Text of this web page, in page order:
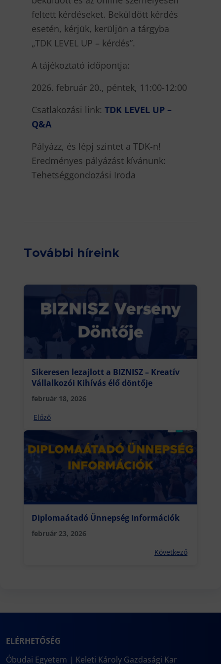
feltett kérdéseket. Beküldött kérdés
esetén, kérjük, kerüljön a tárgyba
„TDK LEVEL UP – kérdés”.
A tájékoztató időpontja:
2026. február 20., péntek, 11:00-12:00
Csatlakozási link: TDK LEVEL UP –
Q&A
Pályázz, és lépj szintet a TDK-n!
Eredményes pályázást kívánunk:
Tehetséggondozási Iroda
További híreink
Sikeresen lezajlott a BIZNISZ – Kreatív
Vállalkozói Kihívás élő döntője
február 18, 2026
Előző
Diplomaátadó Ünnepség Információk
február 23, 2026
Következő
ELÉRHETŐSÉG
Óbudai Egyetem | Keleti Károly Gazdasági Kar